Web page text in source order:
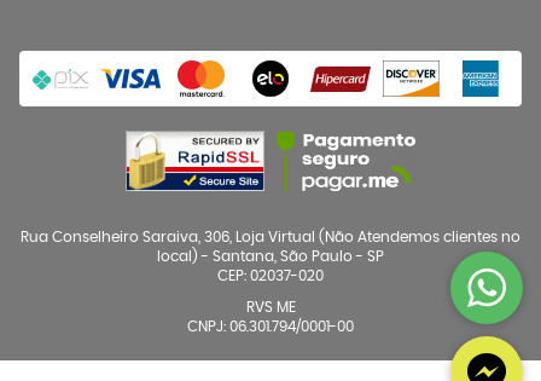
Rua Conselheiro Saraiva, 306, Loja Virtual (Não Atendemos clientes no
local) - Santana, São Paulo - SP
CEP: 02037-020
RVS ME
CNPJ: 06.301.794/0001-00